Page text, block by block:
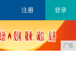
注册 登录
广告